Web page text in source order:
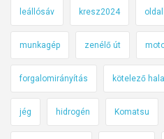
leállósáv kresz2024
munkagép zenélő út
forgalomirányítás kötelező
jég hidrogén Komatsu